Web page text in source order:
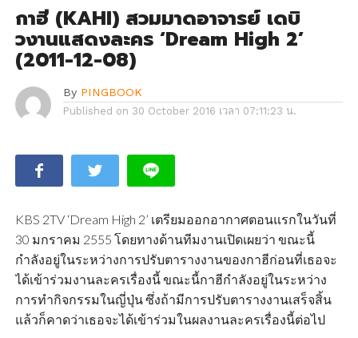
กาฮี (KAHI) สวมมาดอาจารย์ เดบิ
วงานแสดงละคร ‘Dream High 2’
(2011-12-08)
By PINGBOOK
Published on 30 October 2016 เวลา 07:11:23 น.
KBS 2TV ‘Dream High 2’ เตรียมออกอากาศตอนแรกในวันที่
30 มกราคม 2555 โดยทางด้านทีมงานเปิดเผยว่า ขณะนี้
กำลังอยู่ในระหว่างการปรับตารางงานของกาฮีก่อนที่เธอจะ
ได้เข้าร่วมงานละครเรื่องนี้ ขณะนี้กาฮีกำลังอยู่ในระหว่าง
การทำกิจกรรมในญี่ปุ่น ซึ่งถ้ามีการปรับตารางงานเสร็จสิ้น
แล้วก็คาดว่าเธอจะได้เข้าร่วมในผลงานละครเรื่องนี้ต่อไป